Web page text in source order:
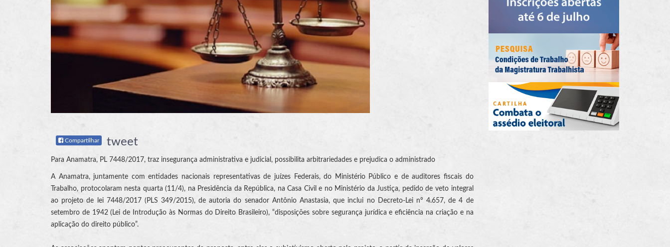
Compartilhar tweet
Para Anamatra, PL 7448/2017, traz insegurança administrativa e judicial, possibilita arbitrariedades e prejudica o administrado
A Anamatra, juntamente com entidades nacionais representativas de juízes Federais, do Ministério Público e de auditores fiscais do
Trabalho, protocolaram nesta quarta (11/4), na Presidência da República, na Casa Civil e no Ministério da Justiça, pedido de veto integral
ao projeto de lei 7448/2017 (PLS 349/2015), de autoria do senador Antônio Anastasia, que inclui no Decreto-Lei nº 4.657, de 4 de
setembro de 1942 (Lei de Introdução às Normas do Direito Brasileiro), “disposições sobre segurança jurídica e eficiência na criação e na
aplicação do direito público”.